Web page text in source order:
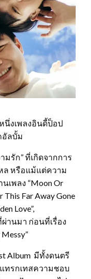
หนึ่งเพลงอินดี้ป็อป
อัลบั้ม
มรัก” ที่เกิดจากการ
ล หรือแม้แต่ความ
เพลง “Moon Or
This Far Away Gone
Love”,
านมา ก่อนที่เรื่อง
Album มีทั้งดนตรี
ทรกเทสความชอบ